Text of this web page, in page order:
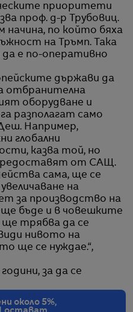
приоритети
проф. д-р Трубовиц.
начина, по който бяха
на Тръмп. Така
е по-оперативно
държави да
отбранителна
оборудване и
разполагат само
Например,
глобални
казва той, но
от САЩ.
сама, ще се
на
за производство на
бъде и в човешките
ще трябва да се
нивото на
ще се нуждае.“,
за да се
около 5%,